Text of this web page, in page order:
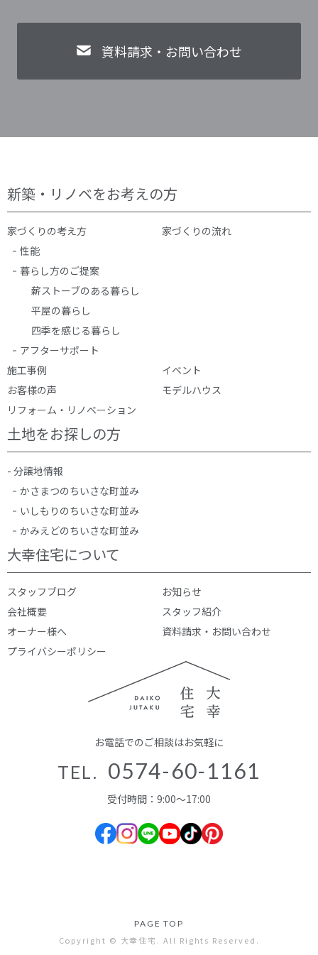
資料請求・お問い合わせ
お電話でのご相談はお気軽に
TEL. 0574-60-1161
受付時間：9:00～17:00
新築・リノベをお考えの方
家づくりの考え方
性能
暮らし方のご提案
薪ストーブのある暮らし
平屋の暮らし
四季を感じる暮らし
アフターサポート
家づくりの流れ
施工事例
イベント
お客様の声
モデルハウス
リフォーム・リノベーション
土地をお探しの方
- 分譲地情報
かさまつのちいさな町並み
いしもりのちいさな町並み
かみえどのちいさな町並み
大幸住宅について
スタッフブログ
お知らせ
会社概要
スタッフ紹介
オーナー様へ
資料請求・お問い合わせ
プライバシーポリシー
Copyright © 大幸住宅. All Rights Reserved.
PAGE TOP